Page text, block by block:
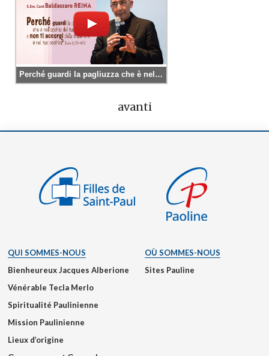
Perché guardi la pagliuzza che è nell’occhio del tuo fratello e non ti accorgi… (Luca 6,39-45)
avanti
QUI SOMMES-NOUS
Bienheureux Jacques Alberione
Vénérable Tecla Merlo
Spiritualité Paulinienne
Mission Paulinienne
Lieux d’origine
OÙ SOMMES-NOUS
Sites Pauline